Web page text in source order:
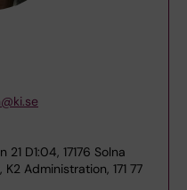
D1:04, 17176 Solna
Administration, 171 77